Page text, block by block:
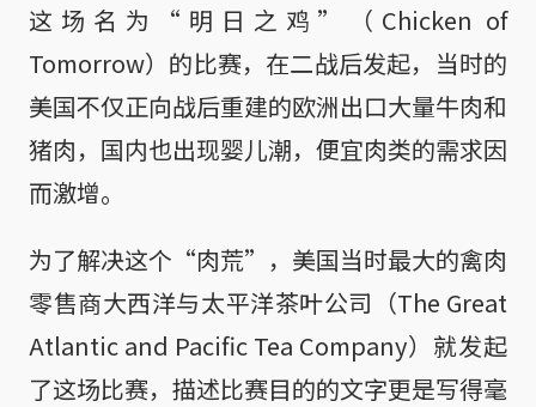
这场名为“明日之鸡”（Chicken of
Tomorrow）的比赛，在二战后发起，当时的
美国不仅正向战后重建的欧洲出口大量牛肉和
猪肉，国内也出现婴儿潮，便宜肉类的需求因
而激增。
为了解决这个“肉荒”，美国当时最大的禽肉
零售商大西洋与太平洋茶叶公司（The Great
Atlantic and Pacific Tea Company）就发起
了这场比赛，描述比赛目的的文字更是写得毫